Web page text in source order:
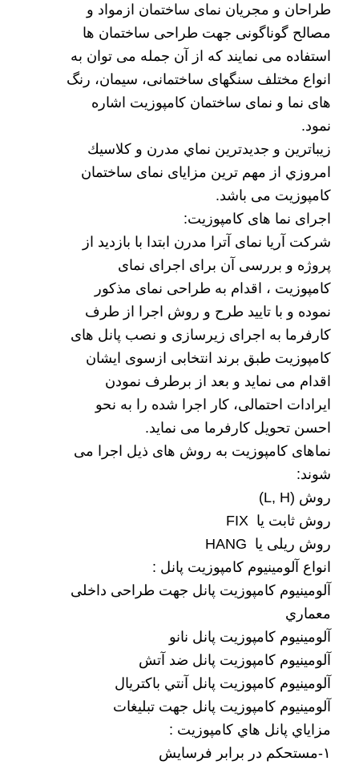
طراحان و مجریان نمای ساختمان ازمواد و
مصالح گوناگونی جهت طراحی ساختمان ها
استفاده می نمایند که از آن جمله می توان به
انواع مختلف سنگهای ساختمانی، سیمان، رنگ
های نما و نمای ساختمان کامپوزیت اشاره
نمود.
زيباترين و جديدترين نماي مدرن و كلاسيك
امروزي از مهم ترین مزایای نمای ساختمان
کامپوزیت می باشد.
اجرای نما های کامپوزیت:
شرکت آریا نمای آترا مدرن ابتدا با بازدید از
پروژه و بررسی آن برای اجرای نمای
کامپوزیت ، اقدام به طراحی نمای مذکور
نموده و با تایید طرح و روش اجرا از طرف
کارفرما به اجرای زیرسازی و نصب پانل های
کامپوزیت طبق برند انتخابی ازسوی ایشان
اقدام می نماید و بعد از برطرف نمودن
ایرادات احتمالی، کار اجرا شده را به نحو
احسن تحویل کارفرما می نماید.
نماهای کامپوزیت به روش های ذیل اجرا می
شوند:
روش (L, H)
روش ثابت یا
روش ریلی یا
انواع آلومينيوم کامپوزيت پانل :
آلومينيوم کامپوزيت پانل جهت طراحی داخلی
معماري
آلومينيوم کامپوزيت پانل نانو
آلومينيوم کامپوزيت پانل ضد آتش
آلومينيوم کامپوزيت پانل آنتي باکتريال
آلومينيوم کامپوزيت پانل جهت تبليغات
مزاياي پانل هاي کامپوزيت :
۱-مستحکم در برابر فرسايش